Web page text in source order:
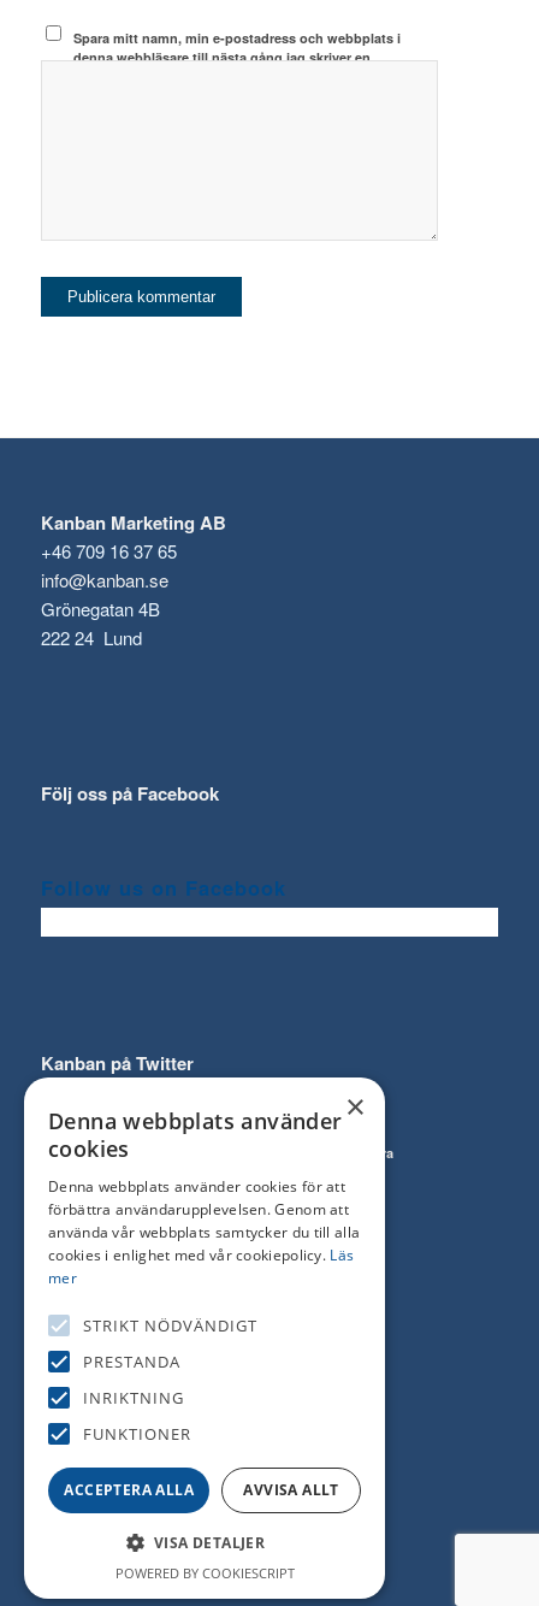
Spara mitt namn, min e-postadress och webbplats i
denna webbläsare till nästa gång jag skriver en
Kanban Marketing AB
+46 709 16 37 65
info@kanban.se
Grönegatan 4B
222 24 Lund
Följ oss på Facebook
Follow us on Facebook
Kanban på Twitter
Follow Prenumerera
Kanban tjänster
Sökmotoroptimering (SEO)
Google Ads – sökordsannonsering
Display-annonsering
Facebook-annonsering
LinkedIn-marknadsföring
×
Denna webbplats använder
cookies
Denna webbplats använder cookies för att
förbättra användarupplevelsen. Genom att
använda vår webbplats samtycker du till alla
cookies i enlighet med vår cookiepolicy. Läs
mer
STRIKT NÖDVÄNDIGT
PRESTANDA
INRIKTNING
FUNKTIONER
ACCEPTERA ALLA AVVISA ALLT
VISA DETALJER
POWERED BY COOKIESCRIPT